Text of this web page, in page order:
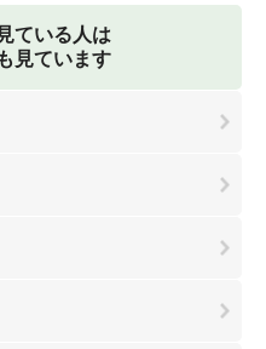
ている人は
見ています